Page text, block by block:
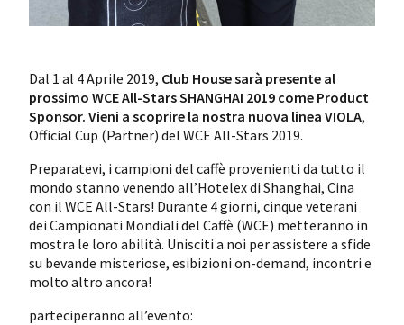
Dal 1 al 4 Aprile 2019, Club House sarà presente al
prossimo WCE All-Stars SHANGHAI 2019 come Product
Sponsor. Vieni a scoprire la nostra nuova linea VIOLA,
Official Cup (Partner) del WCE All-Stars 2019.
Preparatevi, i campioni del caffè provenienti da tutto il
mondo stanno venendo all’Hotelex di Shanghai, Cina
con il WCE All-Stars! Durante 4 giorni, cinque veterani
dei Campionati Mondiali del Caffè (WCE) metteranno in
mostra le loro abilità. Unisciti a noi per assistere a sfide
su bevande misteriose, esibizioni on-demand, incontri e
molto altro ancora!
parteciperanno all’evento: